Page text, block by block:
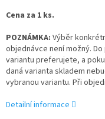
Cena za 1 ks.
POZNÁMKA: Výběr
objednávce není možný.
variantu preferujete, a
daná varianta skladem
vybranou variantu. Při
Detailní informace